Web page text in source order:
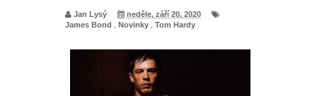
Jan Lysý
neděle, září 20, 2020
James Bond
Novinky Tom Hardy